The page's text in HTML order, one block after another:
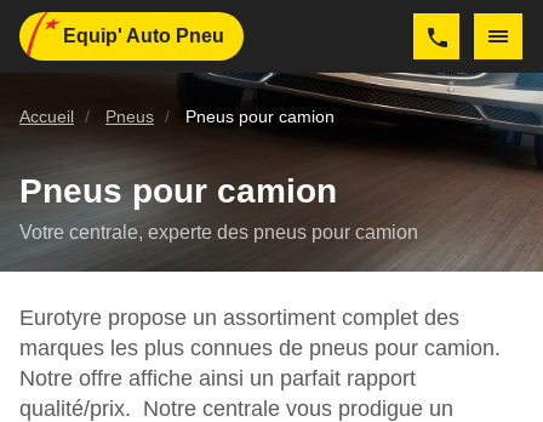
Equip' Auto Pneu
Accueil Pneus Pneus pour camion
Pneus pour camion
Votre centrale, experte des pneus pour camion
Eurotyre propose un assortiment complet des
marques les plus connues de pneus pour camion.
Notre offre affiche ainsi un parfait rapport
qualité/prix. Notre centrale vous prodigue un